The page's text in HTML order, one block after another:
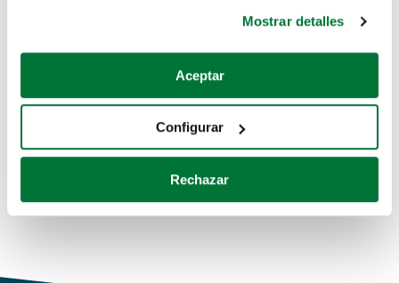
Si lo permite, también quisiéramos:
Recopilar información sobre su ubicación geográfica
Identificar su dispositivo analizándolo activamente
para buscar características específicas (huellas
Obtenga más información sobre cómo se procesan sus
Mostrar detalles
Aceptar
Configurar
Rechazar
Coches de segunda mano
Coches de km0